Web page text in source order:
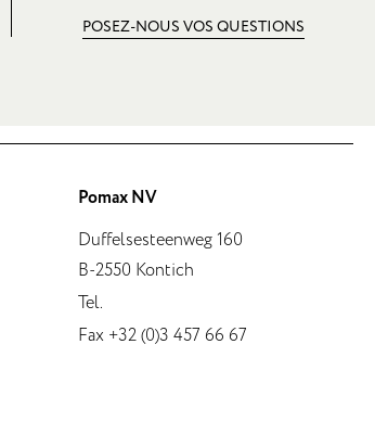
POSEZ-NOUS VOS QUESTIONS
Pomax NV
Duffelsesteenweg 160
B-2550 Kontich
Tel.
Fax +32 (0)3 457 66 67